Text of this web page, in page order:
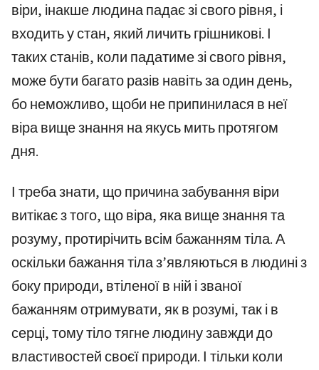
віри, інакше людина падає зі свого рівня, і
входить у стан, який личить грішникові. І
таких станів, коли падатиме зі свого рівня,
може бути багато разів навіть за один день,
бо неможливо, щоби не припинилася в неї
віра вище знання на якусь мить протягом
дня.
І треба знати, що причина забування віри
витікає з того, що віра, яка вище знання та
розуму, протирічить всім бажанням тіла. А
оскільки бажання тіла з’являються в людині з
боку природи, втіленої в ній і званої
бажанням отримувати, як в розумі, так і в
серці, тому тіло тягне людину завжди до
властивостей своєї природи. І тільки коли